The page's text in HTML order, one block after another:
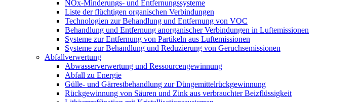
NOx-Minderungs- und Entfernungssysteme
Liste der flüchtigen organischen Verbindungen
Technologien zur Behandlung und Entfernung von VOC
Behandlung und Entfernung anorganischer Verbindungen in Luftemissionen
Systeme zur Entfernung von Partikeln aus Luftemissionen
Systeme zur Behandlung und Reduzierung von Geruchsemissionen
Abfallverwertung
Abwasserverwertung und Ressourcengewinnung
Abfall zu Energie
Gülle- und Gärrestbehandlung zur Düngemittelrückgewinnung
Rückgewinnung von Säuren und Zink aus verbrauchter Beizflüssigkeit